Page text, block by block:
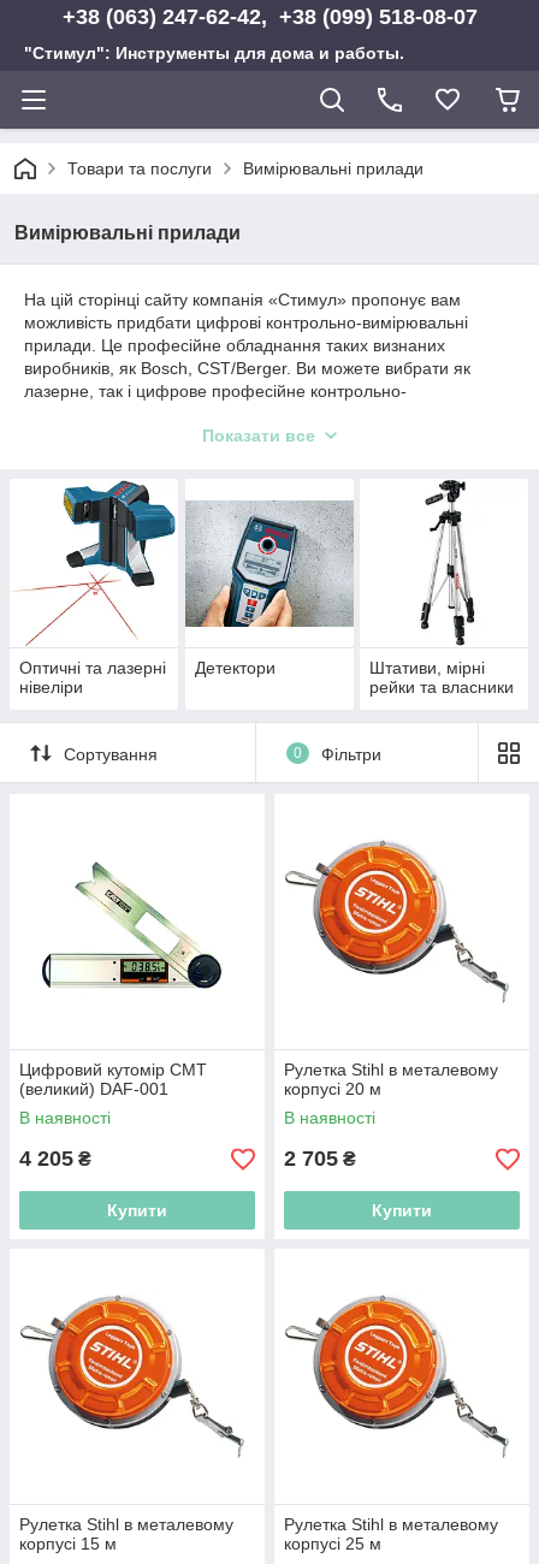
+38 (063) 247-62-42, +38 (099) 518-08-07
"Стимул": Инструменты для дома и работы.
Товари та послуги Вимірювальні прилади
Вимірювальні прилади
На цій сторінці сайту компанія «Стимул» пропонує вам
можливість придбати цифрові контрольно-вимірювальні
прилади. Це професійне обладнання таких визнаних
виробників, як Bosch, CST/Berger. Ви можете вибрати як
лазерне, так і цифрове професійне контрольно-
Лазерні і цифрові контрольно-
Головною перевагою лазерних контрольно-вимірювальних
приладів є простота їх використання. Щоб працювати з таким
обладнанням, не потрібно володіти якимись додатковими
знаннями про предмет. Що стосується цифрового
контрольного-вимірювальних приладів Bosch, то його
основною особливістю є висока точність і можливість
зберігати отриману інформацію. Контрольно-вимірювальні
прилади необхідно використовувати зі спеціальними
штативами, так як це забезпечує граничну точність
вимірювань. Всі наші професійні лазерні та цифрові
контрольно-вимірювальні прилади Bosch та CST/Berger —
прості в експлуатації, надійні і мають справедливо
встановлену ціну.
На нашому сайті ви можете придбати лазерні та
професійні цифрові вимірювальні прилади Bosch:
Далекоміри і лазерні рулетки;
—Лазерні, цифрові, оптичні та ротаційні нівеліри;
—Угломеры;
—Штативи, мірні рейки та універсальні тримачі.
Попередньо ми перевіряємо всі цифрові контрольно-
відправляти замовлення. Тому, роблячи покупку, ви можете
бути впевнені в якості усіх придбаних контрольно-
Показати все
Оптичні та лазерні
нівеліри
Детектори
Штативи, мірні
рейки та власники
Сортування 0 Фільтри
Цифровий кутомір CMT
(великий) DAF-001
В наявності
4 205 ₴
Купити
Рулетка Stihl в металевому
корпусі 20 м
В наявності
2 705 ₴
Купити
Рулетка Stihl в металевому
корпусі 15 м
Рулетка Stihl в металевому
корпусі 25 м